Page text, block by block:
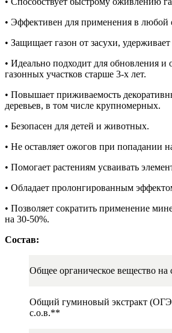
• Эффективен для применения в любой
• Защищает газон от засухи,
• Идеально подходит для обновления и
газонных участков старше 3-х лет.
• Повышает приживаемость
деревьев, в том числе крупномерных.
• Безопасен для детей и животных.
• Не оставляет ожогов при попадании
• Помогает растениям усваивать
• Обладает пролонгированным
• Позволяет сократить применение
на 30-50%.
Состав:
Общее органическое вещество на
Общий гуминовый экстракт
с.о.в.**